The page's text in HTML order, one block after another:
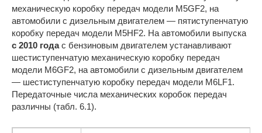
механическую коробку передач модели M5GF2, на
автомобили с дизельным двигателем — пятиступенчатую
коробку передач модели M5HF2. На автомобили выпуска
с 2010 годас бензиновым двигателем устанавливают
шестиступенчатую механическую коробку передач
модели M6GF2, на автомобили с дизельным двигателем
— шестиступенчатую коробку передач модели M6LF1.
Передаточные числа механических коробок передач
различны (табл. 6.1).